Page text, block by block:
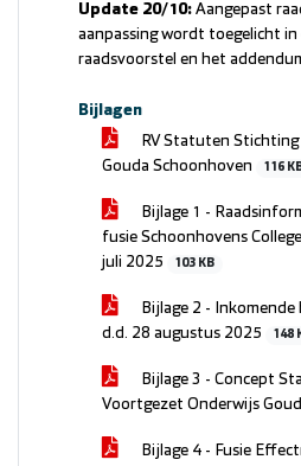
Update 20/10: Aangepast
aanpassing wordt toegelicht
raadsvoorstel en het
Bijlagen
RV Statuten
Gouda Schoonhoven
116
Bijlage 1 -
fusie Schoonhovens
juli 2025
103 KB
Bijlage 2 -
d.d. 28 augustus 2025
148
Bijlage 3 - Concept
Voortgezet Onderwijs
Bijlage 4 - Fusie